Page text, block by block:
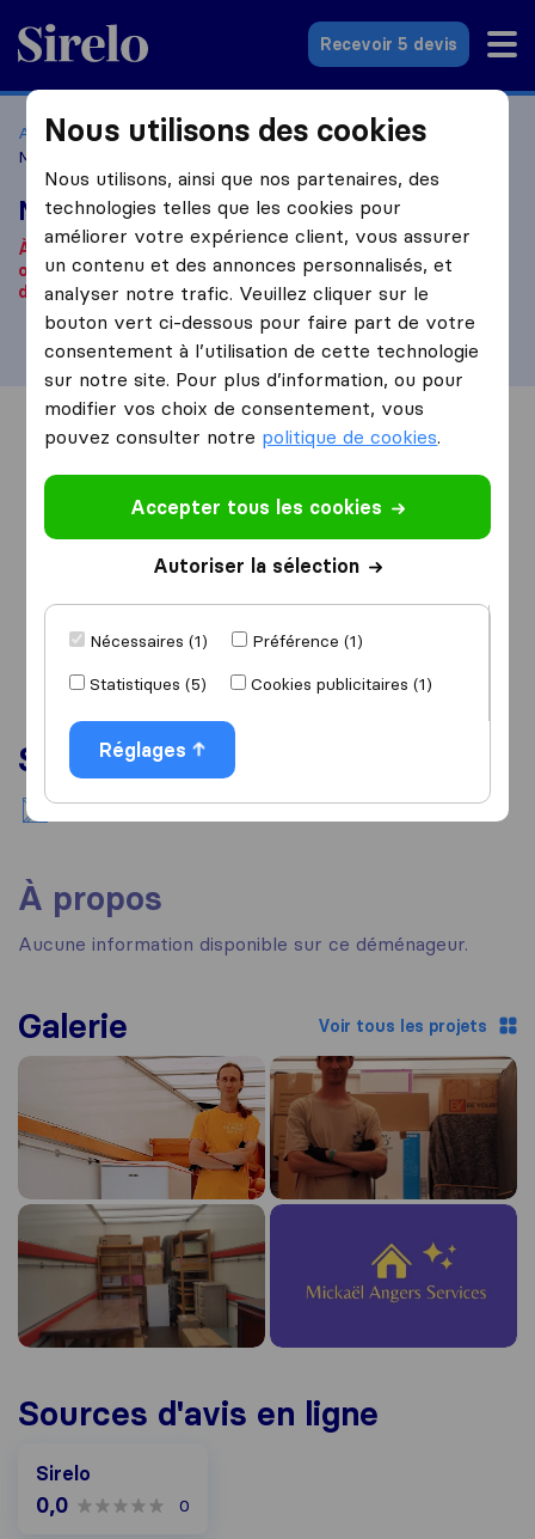
Sirelo.fr
Recevoir 5 devis
Accueil Déménageurs France
Déménageurs Angers
Mickael Angers Services Déménageur
Mickael Angers Services Déménageur
À notre connaissance, cette société n'est plus
opérationnelle. Vous êtes à la recherche d'une entreprise
de déménagement ? Cliquezici.
Vue d'ensemble Avis Sources
Services
Déménagement national
À propos
Aucune information disponible sur ce déménageur.
Galerie Voir tous les projets
Sources d'avis en ligne
Sirelo
0,0 0
Nous utilisons des cookies
Nous utilisons, ainsi que nos partenaires, des
technologies telles que les cookies pour
améliorer votre expérience client, vous assurer
un contenu et des annonces personnalisés, et
analyser notre trafic. Veuillez cliquer sur le
bouton vert ci-dessous pour faire part de votre
consentement à l’utilisation de cette technologie
sur notre site. Pour plus d’information, ou pour
modifier vos choix de consentement, vous
pouvez consulter notre politique de cookies.
Accepter tous les cookies
Autoriser la sélection
Nécessaires (1)
Préférence (1)
Statistiques (5)
Cookies publicitaires (1)
Réglages